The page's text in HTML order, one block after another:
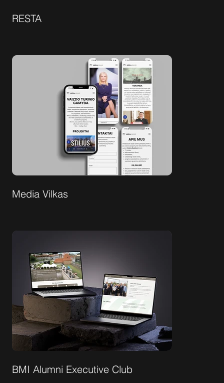
RESTA
Media Vilkas
BMI Alumni Executive Club